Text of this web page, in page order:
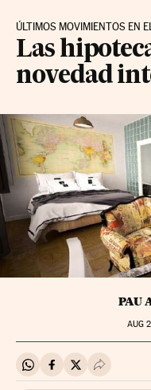
ÚLTIMOS MOVIMIENTOS EN
Las
novedad
PAU
AUG
Compartir en Whatsapp
Compartir en
Compartir en